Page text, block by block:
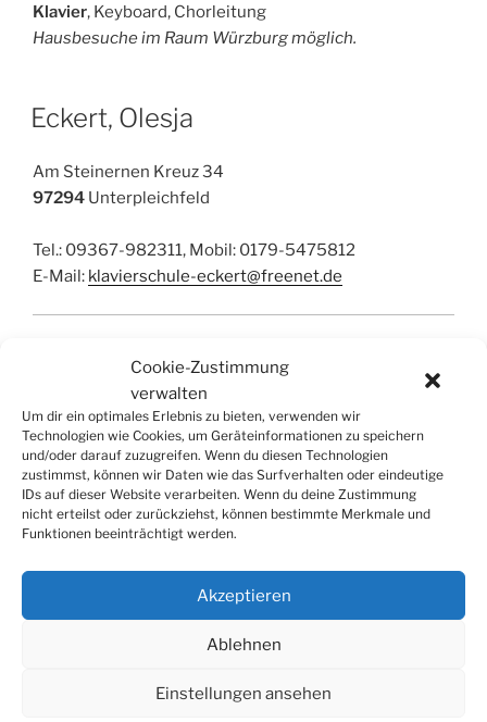
Cookie-Zustimmung
verwalten
Um dir ein optimales Erlebnis zu bieten, verwenden wir
Technologien wie Cookies, um Geräteinformationen zu speichern
und/oder darauf zuzugreifen. Wenn du diesen Technologien
zustimmst, können wir Daten wie das Surfverhalten oder eindeutige
IDs auf dieser Website verarbeiten. Wenn du deine Zustimmung
nicht erteilst oder zurückziehst, können bestimmte Merkmale und
Funktionen beeinträchtigt werden.
Akzeptieren
Ablehnen
Einstellungen ansehen
Klavier, Keyboard, Chorleitung
Hausbesuche im Raum Würzburg möglich.
Eckert, Olesja
Am Steinernen Kreuz 34
97294 Unterpleichfeld
Tel.: 09367-982311, Mobil: 0179-5475812
E-Mail: klavierschule-eckert@freenet.de
Chorleitung, Keyboard
Hausbesuche im Raum Würzburg möglich.
SUCHE